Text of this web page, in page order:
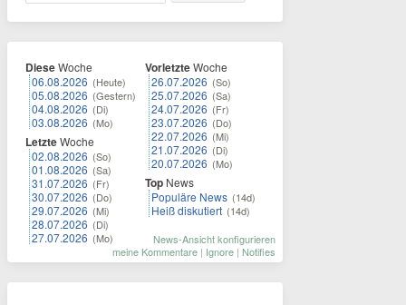
DieseWoche
06.08.2026 (Heute)
05.08.2026 (Gestern)
04.08.2026 (Di)
03.08.2026 (Mo)
LetzteWoche
02.08.2026 (So)
01.08.2026 (Sa)
31.07.2026 (Fr)
30.07.2026 (Do)
29.07.2026 (Mi)
28.07.2026 (Di)
27.07.2026 (Mo)
VorletzteWoche
26.07.2026 (So)
25.07.2026 (Sa)
24.07.2026 (Fr)
23.07.2026 (Do)
22.07.2026 (Mi)
21.07.2026 (Di)
20.07.2026 (Mo)
Top News
Populäre News (14d)
Heiß diskutiert (14d)
News-Ansicht konfigurieren
meine Kommentare | Ignore | Notifies